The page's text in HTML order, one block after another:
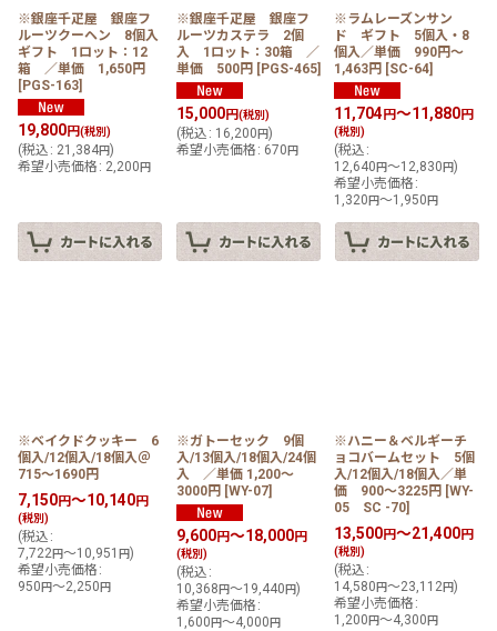
※銀座千疋屋 銀座フ
ルーツクーヘン 8個入
ギフト 1ロット：12
箱 ／単価 1,650円
[PGS-163]
19,800円(税別)
(税込 : 21,384円)
希望小売価格 : 2,200 円
※銀座千疋屋 銀座フ
ルーツカステラ 2個
入 1ロット：30箱 ／
単価 500円 [PGS-465]
15,000円(税別)
(税込 : 16,200 円)
希望小売価格 : 670 円
※ラムレーズンサン
ド ギフト 5個入・8
個入／単価 990円〜
1,463円 [SC-64]
11,704 円～11,880円
(税別)
(税込 :
12,640円～12,830円)
希望小売価格 :
1,320円～1,950円
※ベイクドクッキー 6
個入/12個入/18個入＠
715〜1690円
7,150円～10,140円
(税別)
(税込 :
7,722円～10,951 円)
希望小売価格 :
950 円～2,250 円
※ガトーセック 9個
入/13個入/18個入/24個
入 ／単価 1,200〜
3000円 [WY-07]
9,600円～18,000円
(税別)
(税込 :
10,368 円～19,440 円)
希望小売価格 :
1,600 円～4,000 円
※ハニー＆ベルギーチ
ョコバームセット 5個
入/12個入/18個入／単
価 900〜3225円 [WY-
05 SC -70]
13,500円～21,400円
(税別)
(税込 :
14,580円～23,112円)
希望小売価格 :
1,200円～4,300円